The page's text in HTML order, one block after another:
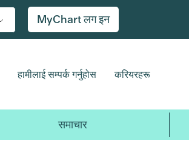
MyChart लग इन
हामीलाई सम्पर्क गर्नुहोस करियरहरू
समाचार